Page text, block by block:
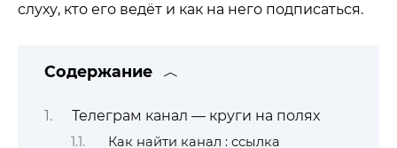
слуху, кто его ведёт и как на него подписаться.
Содержание
Телеграм канал — круги на полях
Как найти канал : ссылка